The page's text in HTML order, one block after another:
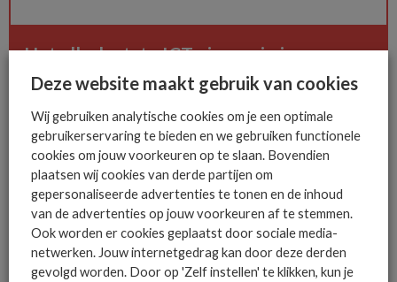
Het allerlaatste ICT nieuws in jouw
mailbox
AANMELDEN
Deze website maakt gebruik van cookies
Wij gebruiken analytische cookies om je een optimale
gebruikerservaring te bieden en we gebruiken functionele
cookies om jouw voorkeuren op te slaan. Bovendien
plaatsen wij cookies van derde partijen om
gepersonaliseerde advertenties te tonen en de inhoud
van de advertenties op jouw voorkeuren af te stemmen.
Ook worden er cookies geplaatst door sociale media-
netwerken. Jouw internetgedrag kan door deze derden
gevolgd worden. Door op 'Zelf instellen' te klikken, kun je